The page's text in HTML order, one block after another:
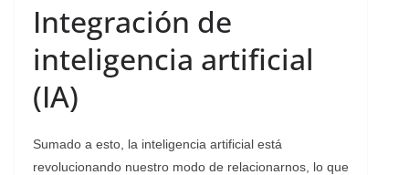
Integración de
inteligencia artificial
(IA)
Sumado a esto, la inteligencia artificial está
revolucionando nuestro modo de relacionarnos, lo que